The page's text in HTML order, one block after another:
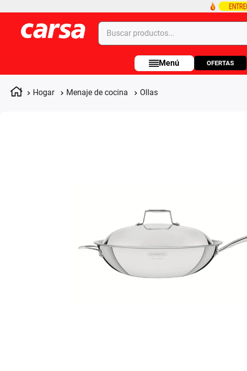
Buscar productos...
OFERTAS
Hogar Menaje de cocina Ollas
Términos más buscados